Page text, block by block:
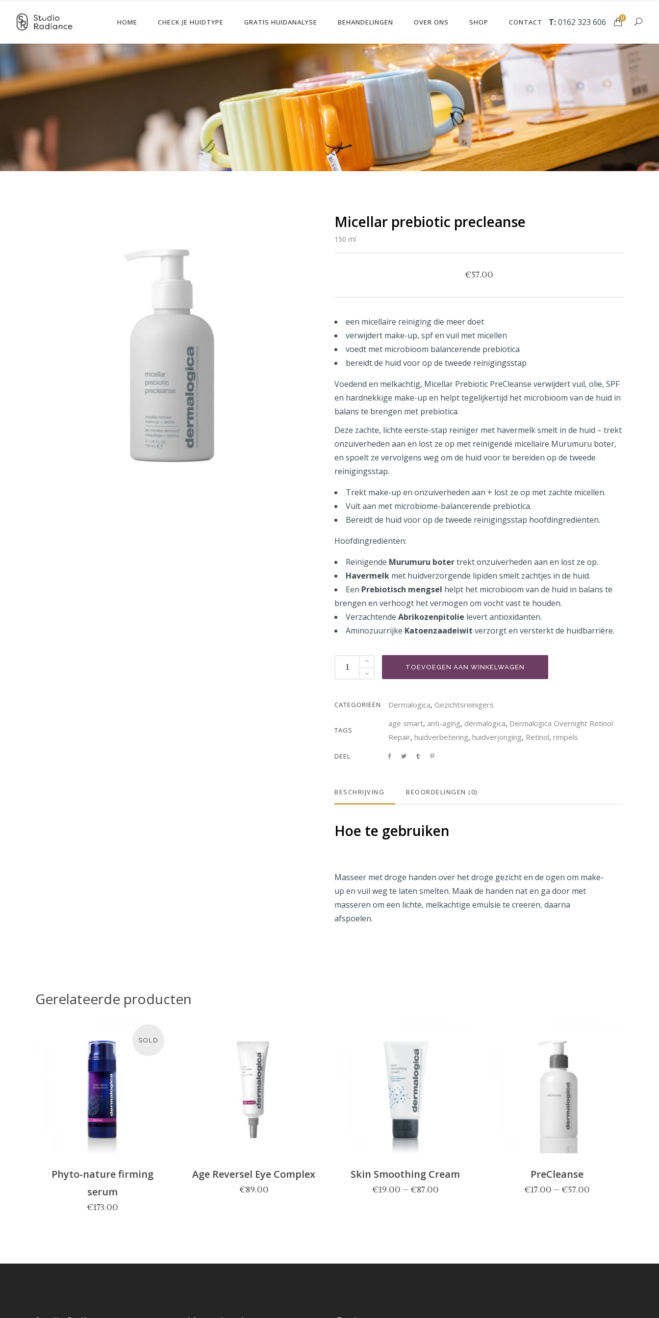
HOME CHECK JE HUIDTYPE GRATIS HUIDANALYSE BEHANDELINGEN OVER ONS SHOP CONTACT T:0162 323 606 0
Micellar prebiotic precleanse
150 ml
€57.00
een micellaire reiniging die meer doet
verwijdert make-up, spf en vuil met micellen
voedt met microbioom balancerende prebiotica
bereidt de huid voor op de tweede reinigingsstap
Voedend en melkachtig, Micellar Prebiotic PreCleanse verwijdert vuil, olie, SPF
en hardnekkige make-up en helpt tegelijkertijd het microbioom van de huid in
balans te brengen met prebiotica.
Deze zachte, lichte eerste-stap reiniger met havermelk smelt in de huid – trekt
onzuiverheden aan en lost ze op met reinigende micellaire Murumuru boter,
en spoelt ze vervolgens weg om de huid voor te bereiden op de tweede
reinigingsstap.
Trekt make-up en onzuiverheden aan + lost ze op met zachte micellen.
Vult aan met microbiome-balancerende prebiotica.
Bereidt de huid voor op de tweede reinigingsstap hoofdingrediënten.
Hoofdingrediënten:
Reinigende Murumuru botertrekt onzuiverheden aan en lost ze op.
Havermelk met huidverzorgende lipiden smelt zachtjes in de huid.
Een Prebiotisch mengsel helpt het microbioom van de huid in balans te
brengen en verhoogt het vermogen om vocht vast te houden.
Verzachtende Abrikozenpitolie levert antioxidanten.
Aminozuurrijke Katoenzaadeiwit verzorgt en versterkt de huidbarrière.
TOEVOEGEN AAN WINKELWAGEN
CATEGORIEËN Dermalogica, Gezichtsreinigers
TAGS
age smart, anti-aging, dermalogica, Dermalogica Overnight Retinol
Repair, huidverbetering, huidverjonging, Retinol, rimpels
DEEL
BESCHRIJVING BEOORDELINGEN (0)
Hoe te gebruiken
Masseer met droge handen over het droge gezicht en de ogen om make-
up en vuil weg te laten smelten. Maak de handen nat en ga door met
masseren om een lichte, melkachtige emulsie te creëren, daarna
afspoelen.
Gerelateerde producten
SOLD
LEES MEER
Phyto-nature firming
serum
€173.00
Age Reversel Eye Complex
€89.00
Skin Smoothing Cream
€19.00 – €87.00
PreCleanse
€17.00 – €57.00